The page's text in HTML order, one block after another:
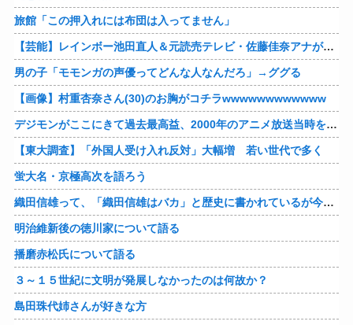
旅館「この押入れには布団は入ってません」
【芸能】レインボー池田直人＆元読売テレビ・佐藤佳奈アナが結婚
男の子「モモンガの声優ってどんな人なんだろ」→ググる
【画像】村重杏奈さん(30)のお胸がコチラwwwwwwwwwwww
デジモンがここにきて過去最高益、2000年のアニメ放送当時を上回る
【東大調査】「外国人受け入れ反対」大幅増 若い世代で多く
蛍大名・京極高次を語ろう
織田信雄って、「織田信雄はバカ」と歴史に書かれているが今まで家が残っているんでバカではないよな？
明治維新後の徳川家について語る
播磨赤松氏について語る
３～１５世紀に文明が発展しなかったのは何故か？
島田珠代姉さんが好きな方